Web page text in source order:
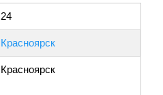
24
Красноярск
Красноярск